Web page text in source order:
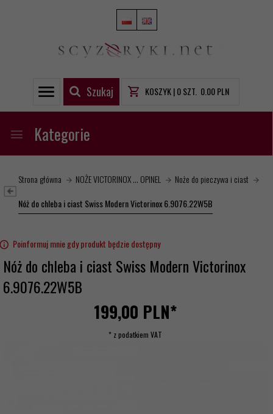
Szukaj KOSZYK |0SZT. 0.00PLN
Kategorie
Strona główna NOŻE VICTORINOX ... OPINEL
Noże do pieczywa i ciast
Nóż do chleba i ciast Swiss Modern Victorinox 6.9076.22W5B
Poinformuj mnie gdy produkt będzie dostępny
Nóż do chleba i ciast Swiss Modern Victorinox
6.9076.22W5B
199,00 PLN*
* z podatkiem VAT